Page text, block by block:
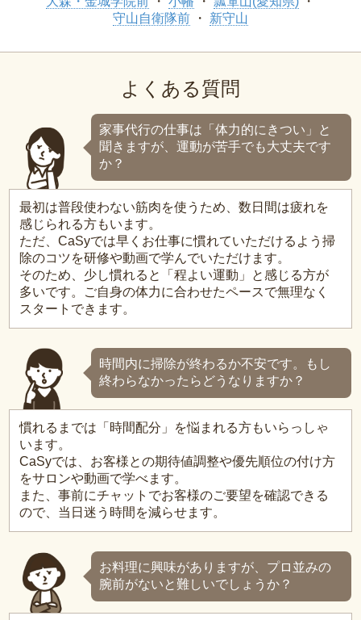
守山自衛隊前
新守山
よくある質問
家事代行の仕事は「体力的にきつい」と
聞きますが、運動が苦手でも大丈夫です
か？
最初は普段使わない筋肉を使うため、数日間は疲れを
感じられる方もいます。
ただ、CaSyでは早くお仕事に慣れていただけるよう掃
除のコツを研修や動画で学んでいただけます。
そのため、少し慣れると「程よい運動」と感じる方が
多いです。ご自身の体力に合わせたペースで無理なく
スタートできます。
時間内に掃除が終わるか不安です。もし
終わらなかったらどうなりますか？
慣れるまでは「時間配分」を悩まれる方もいらっしゃ
います。
CaSyでは、お客様との期待値調整や優先順位の付け方
をサロンや動画で学べます。
また、事前にチャットでお客様のご要望を確認できる
ので、当日迷う時間を減らせます。
お料理に興味がありますが、プロ並みの
腕前がないと難しいでしょうか？